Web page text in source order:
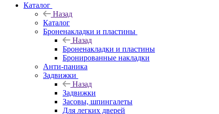
Каталог
Назад
Каталог
Броненакладки и пластины
Назад
Броненакладки и пластины
Бронированные накладки
Анти-паника
Задвижки
Назад
Задвижки
Засовы, шпингалеты
Для легких дверей